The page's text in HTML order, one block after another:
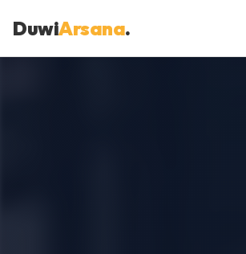
DuwiArsana.